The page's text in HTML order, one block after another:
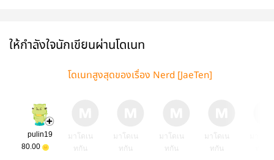
ให้กำลังใจนักเขียนผ่านโดเนท
โดเนทสูงสุดของเรื่อง Nerd [JaeTen]
pulin19
80.00
มาโดเน
ทกัน
มาโดเน
ทกัน
มาโดเน
ทกัน
มาโดเน
ทกัน